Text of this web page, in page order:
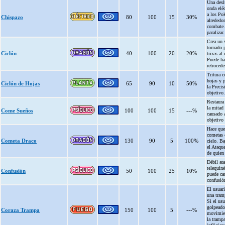
Chispazo 80 100 15 30%
Una
onda
a los
paralizar.
Ciclón 40 100 20 20%
Crea un
tornado
trizas al
Puede
Ciclón de Hojas 65 90 10 50%
Tritura
hojas y
la
objetivo.
Come Sueños 100 100 15 ---%
la mitad
causado
objetivo
Cometa Draco 130 90 5 100%
Hace
cometas
cielo.
el
de
Confusión 50 100 25 10%
Débil
puede
Coraza Trampa 150 100 5 ---%
El
una
Si el
la